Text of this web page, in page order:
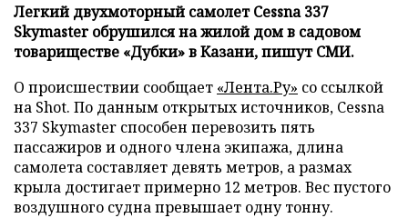
Легкий двухмоторный самолет Cessna 337
Skymaster обрушился на жилой дом в садовом
товариществе «Дубки» в Казани, пишут СМИ.
О происшествии сообщает «Лента.Ру» со ссылкой
на Shot. По данным открытых источников, Cessna
337 Skymaster способен перевозить пять
пассажиров и одного члена экипажа, длина
самолета составляет девять метров, а размах
крыла достигает примерно 12 метров. Вес пустого
воздушного судна превышает одну тонну.